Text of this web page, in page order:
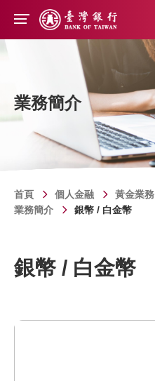
前往主要內容
業務簡介
首頁 個人金融
黃金業務
業務簡介
銀幣 / 白金幣
銀幣 / 白金幣